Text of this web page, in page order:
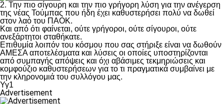
2. Την πιο σίγουρη και την πιο γρήγορη λύση για την ανέγερση
της νέας Τούμπας που ήδη έχει καθυστερήσει πολύ να δωθεί
στον λαό του ΠΑΟΚ.
Και από ότι φαίνεται, ούτε γρήγοροι, ούτε σίγουροι, ούτε
ανεξάρτητοι σταθήκατε.
Επιθυμία λοιπόν του κόσμου που σας στήριξε είναι να δωθούν
ΑΜΕΣΑ αποτελέσματα και λύσεις οι οποίες υποστηρίζονται
από συμπαγής απόψεις και όχι αβάσιμες τεκμηριώσεις και
κομφούζιο καθυστερήσεων για το τι πραγματικά συμβαίνει με
την κληρονομιά του συλλόγου μας.
Υγ1
Advertisement